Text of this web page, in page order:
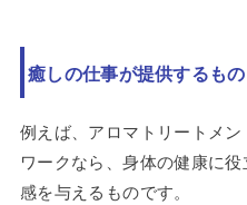
癒しの仕事が提供するもの
例えば、アロマトリートメ
ワークなら、身体の健康に
感を与えるものです。